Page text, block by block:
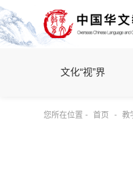
文化“视”界
您所在位置 - 首页 - 教